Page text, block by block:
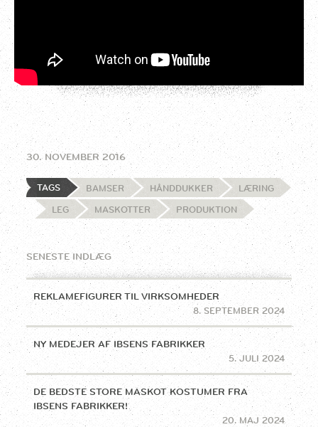
30. NOVEMBER 2016
TAGS BAMSER HÅNDDUKKER
LÆRING
LEG
MASKOTTER PRODUKTION
SENESTE INDLÆG
REKLAMEFIGURER TIL VIRKSOMHEDER
8. SEPTEMBER 2024
NY MEDEJER AF IBSENS FABRIKKER
5. JULI 2024
DE BEDSTE STORE MASKOT KOSTUMER FRA
IBSENS FABRIKKER!
20. MAJ 2024